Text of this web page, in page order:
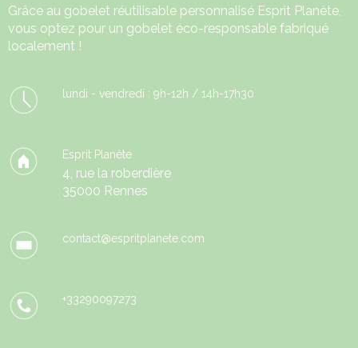
Grâce au gobelet réutilisable personnalisé Esprit Planète,
vous optez pour un gobelet éco-responsable fabriqué
localement !
lundi - vendredi : 9h-12h / 14h-17h30
Esprit Planète
4, rue la roberdière
35000 Rennes
contact@espritplanete.com
+33290097273